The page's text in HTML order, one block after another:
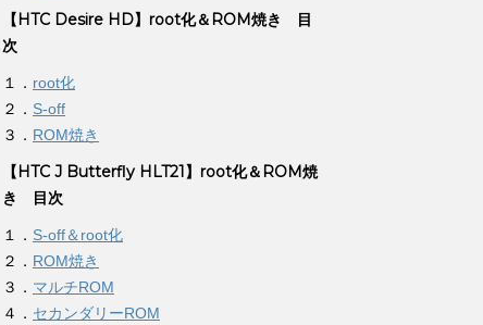
【HTC Desire HD】root化＆ROM焼き 目
次
１． root化
２． S-off
３． ROM焼き
【HTC J Butterfly HLT21】root化＆ROM焼
き 目次
１． S-off＆root化
２． ROM焼き
３． マルチROM
４． セカンダリーROM